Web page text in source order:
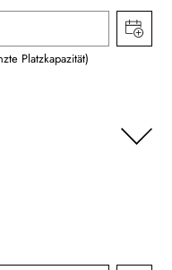
Platzkapazität)